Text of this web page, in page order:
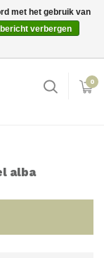
Inloggen
0
alba
met het gebruik van
verbergen